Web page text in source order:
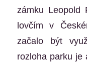
zámku Leopold
lovčím v
začalo být
rozloha parku je